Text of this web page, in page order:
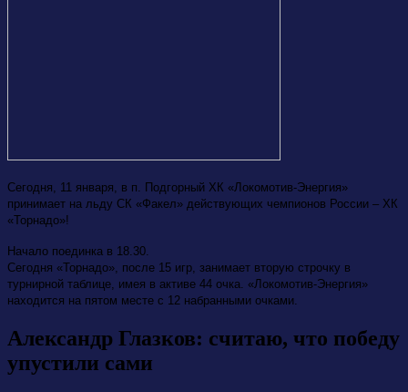
Сегодня, 11 января, в п. Подгорный ХК «Локомотив-Энергия»
принимает на льду СК «Факел» действующих чемпионов России – ХК
«Торнадо»!
Начало поединка в 18.30.
Сегодня «Торнадо», после 15 игр, занимает вторую строчку в
турнирной таблице, имея в активе 44 очка. «Локомотив-Энергия»
находится на пятом месте с 12 набранными очками.
Александр Глазков: считаю, что победу
упустили сами